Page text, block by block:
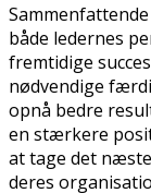
både ledernes
fremtidige
nødvendige
opnå bedre
en stærkere
at tage det
deres